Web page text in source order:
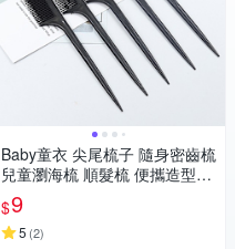
Baby童衣 尖尾梳子 隨身密齒梳
兒童瀏海梳 順髮梳 便攜造型梳
11813
$9
5 (2)